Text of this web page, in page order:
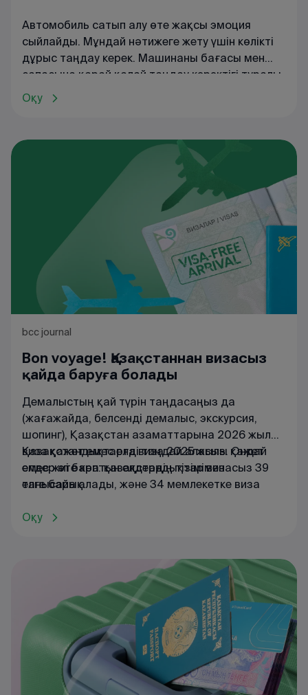
Автомобиль сатып алу өте жақсы эмоция
сыйлайды. Мұндай нәтижеге жету үшін көлікті
дұрыс таңдау керек. Машинаны бағасы мен
сапасына қарай қалай таңдау керектігі туралы
ЦентрКредит Банкіне берген
автожурналист әрі бейнеблогер Олжас Оқас
Оқу
bcc journal
Bon voyage! Қазақстаннан визасыз
қайда баруға болады
Демалыстың қай түрін таңдасаңыз да
(жағажайда, белсенді демалыс, экскурсия,
шопинг), Қазақстан азаматтарына 2026жылы
виза қажет емес елді таңдай аласыз. Ондай
елдер өте көп: қазақстандықтар визасыз 39
елге бара алады, және 34 мемлекетке виза
алуға болады.
Қазақстандықтарға виза 2025 жылы қажет
емес жиі баратын елдердің тізімімен
танысайық.
Оқу